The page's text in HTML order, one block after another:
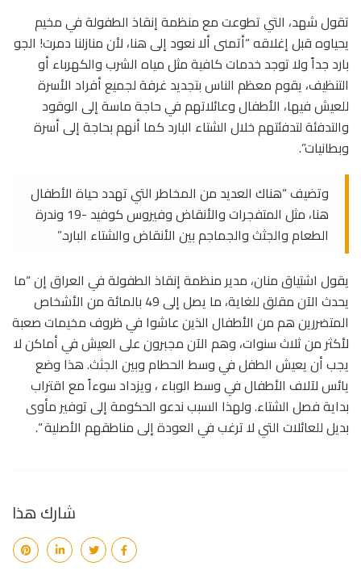
تقول شهد، التي تطوعت مع منظمة إنقاذ الطفولة في مخيم
يحياوه قبل إغلاقه “أتمنى ألا نعود إلى هنا، لأن منازلنا دمرت! الجو
بارد جداً ولا توجد خدمات كافية مثل مياه الشرب والكهرباء أو
التنظيف، يقوم معظم الناس بتجديد غرفة لجميع أفراد الأسرة
للعيش فيها، الأطفال وعائلاتهم في حاجة ماسة إلى الوقود
والتدفئة لتدفئتهم خلال الشتاء البارد كما أنهم بحاجة إلى أسرة
وبطانيات”.
وتضيف “هناك العديد من المخاطر التي تهدد حياة الأطفال
هنا، مثل المتفجرات والأنقاض وفيروس كوفيد -19 وندرة
الطعام والجثث والجماجم بين الأنقاض والشتاء البارد.”
يقول اشتياق منان، مدير منظمة إنقاذ الطفولة في العراق إن “ما
يحدث الآن مقلق للغاية، ما يصل إلى 49 بالمائة من الأشخاص
المتضررين هم من الأطفال الذين عاشوا في ظروف مخيمات صعبة
لأكثر من ثلاث سنوات، وهم الآن مجبرون على العيش في أماكن لا
يجب أن يعيش الطفل في وسط الحطام وبين الجثث. هذا وضع
يائس لآلاف الأطفال في وسط الوباء ، ويزداد سوءاً مع اقتراب
بداية فصل الشتاء. ولهذا السبب ندعو الحكومة إلى توفير مأوى
بديل للعائلات التي لا ترغب في العودة إلى مناطقهم الأصلية “.
شارك هذا